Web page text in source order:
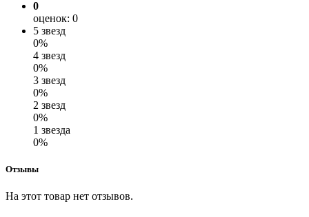
0
оценок: 0
5 звезд
0%
4 звезд
0%
3 звезд
0%
2 звезд
0%
1 звезда
0%
Отзывы
На этот товар нет отзывов.